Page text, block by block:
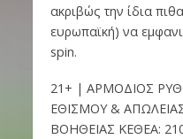
ακριβώς την ίδια
ευρωπαϊκή) να
spin.
21+ | ΑΡΜΟΔΙΟΣ
ΕΘΙΣΜΟΥ &
ΒΟΗΘΕΙΑΣ ΚΕΘΕΑ: